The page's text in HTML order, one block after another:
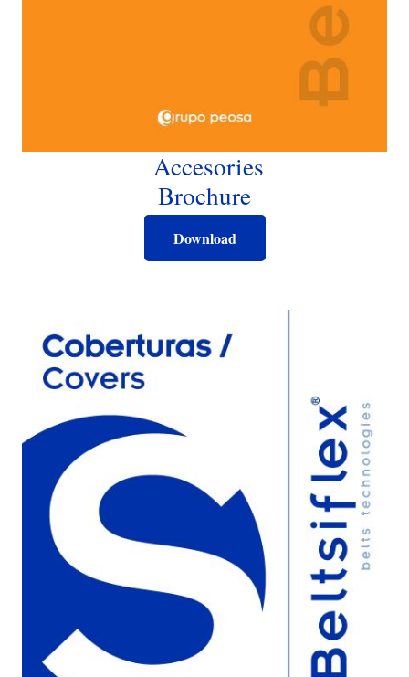
Accesories
Brochure
Download